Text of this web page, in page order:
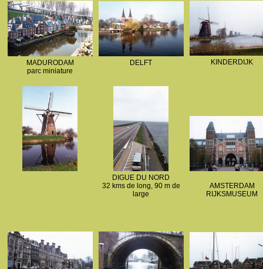
MADURODAM
parc miniature
DELFT KINDERDIJK
DIGUE DU NORD
32 kms de long, 90 m de
large
AMSTERDAM
RIJKSMUSEUM